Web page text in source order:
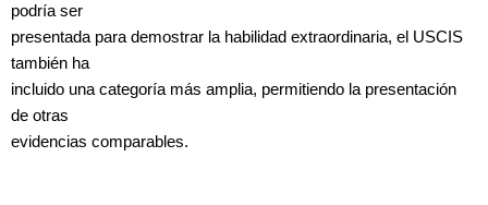
podría ser
presentada para demostrar la habilidad extraordinaria, el USCIS
también ha
incluido una categoría más amplia, permitiendo la presentación
de otras
evidencias comparables.